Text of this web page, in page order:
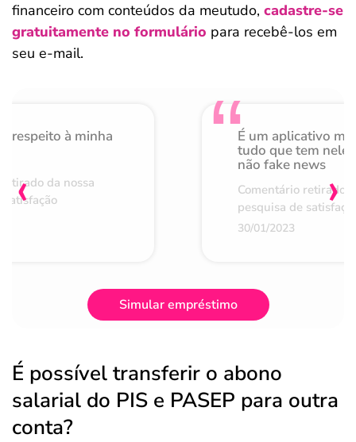
financeiro com conteúdos da meutudo, cadastre-se
gratuitamente no formulário para recebê-los em
seu e-mail.
respeito à minha
da nossa
É um aplicativo
tudo que tem nele
não fake news
Comentário retirado
pesquisa de
30/01/2023
‹ ›
Simular empréstimo
É possível transferir o abono
salarial do PIS e PASEP para outra
conta?